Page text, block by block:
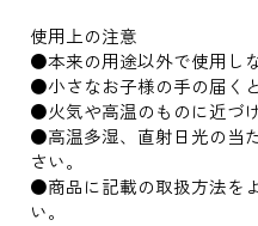
使用上の注意
●本来の用途以外で使用し
●小さなお子様の手の届く
●火気や高温のものに近づ
●高温多湿、直射日光の当
さい。
●商品に記載の取扱方法を
い。